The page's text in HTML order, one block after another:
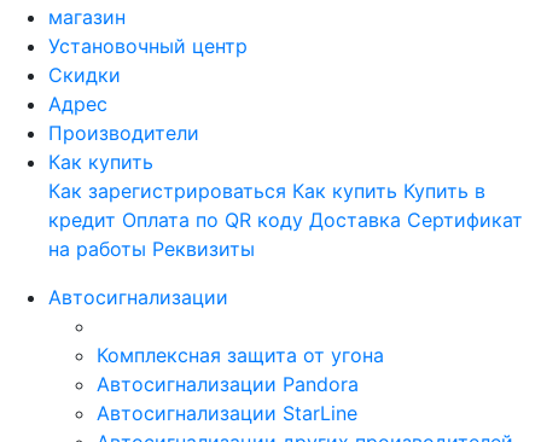
магазин
Установочный центр
Скидки
Адрес
Производители
Как купить
Как зарегистрироваться Как купить Купить в
кредит Оплата по QR коду Доставка Сертификат
на работы Реквизиты
Автосигнализации
Комплексная защита от угона
Автосигнализации Pandora
Автосигнализации StarLine